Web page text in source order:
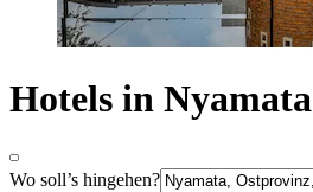
Hotels in Nyamata
Wo soll’s hingehen?